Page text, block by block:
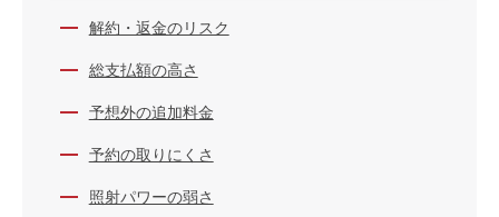
解約・返金のリスク
総支払額の高さ
予想外の追加料金
予約の取りにくさ
照射パワーの弱さ